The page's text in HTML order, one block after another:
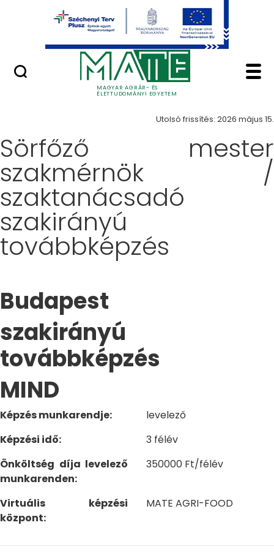
Ugrás a fő tartalomhoz
MAGYAR AGRÁR- ÉS
ÉLETTUDOMÁNYI EGYETEM
Minőségügy
Képzés - Magyar
Képzések
Utolsó frissítés: 2026 május 15.
Sörfőző mester
szakmérnök /
szaktanácsadó
szakirányú
továbbképzés
Budapest
szakirányú
továbbképzés
MIND
Képzés munkarendje:
levelező
Képzési idő:
3 félév
Önköltség díja levelező
munkarenden:
350000 Ft/félév
Virtuális képzési
központ:
MATE AGRI-FOOD